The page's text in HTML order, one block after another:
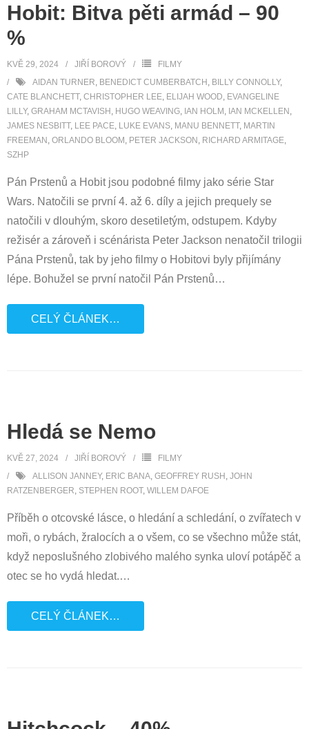
Hobit: Bitva pěti armád – 90
%
KVĚ 29, 2024 JIŘÍ BOROVÝ
FILMY
AIDAN TURNER BENEDICT CUMBERBATCH BILLY CONNOLLY,
CATE BLANCHETT, CHRISTOPHER LEE ELIJAH WOOD EVANGELINE
LILLY, GRAHAM MCTAVISH HUGO WEAVING IAN HOLM IAN MCKELLEN
JAMES NESBITT, LEE PACE LUKE EVANS MANU BENNETT, MARTIN
FREEMAN ORLANDO BLOOM PETER JACKSON RICHARD ARMITAGE
SZHP
Pán Prstenů a Hobit jsou podobné filmy jako série Star
Wars. Natočili se první 4. až 6. díly a jejich prequely se
natočili v dlouhým, skoro desetiletým, odstupem. Kdyby
režisér a zároveň i scénárista Peter Jackson nenatočil trilogii
Pána Prstenů, tak by jeho filmy o Hobitovi byly přijímány
lépe. Bohužel se první natočil Pán Prstenů…
CELÝ ČLÁNEK…
Hledá se Nemo
KVĚ 27, 2024 JIŘÍ BOROVÝ
FILMY
ALLISON JANNEY, ERIC BANA GEOFFREY RUSH JOHN
RATZENBERGER STEPHEN ROOT, WILLEM DAFOE
Příběh o otcovské lásce, o hledání a schledání, o zvířatech v
moři, o rybách, žralocích a o všem, co se všechno může stát,
když neposlušného zlobivého malého synka uloví potápěč a
otec se ho vydá hledat.…
CELÝ ČLÁNEK…